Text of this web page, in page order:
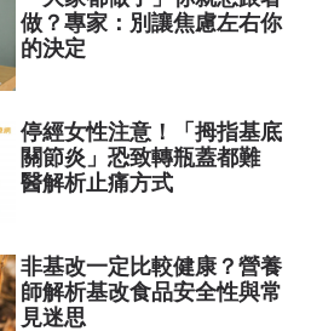
做？專家：別讓焦慮左右你
的決定
停經女性注意！「拇指基底
關節炎」恐致轉瓶蓋都難
醫解析止痛方式
非基改一定比較健康？營養
師解析基改食品安全性與常
見迷思